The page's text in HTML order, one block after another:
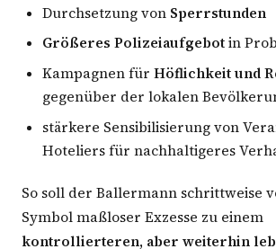
Durchsetzung von Sperrstunden
Größeres Polizeiaufgebotin
Kampagnen fürHöflichkeit und
gegenüber der lokalen
stärkere Sensibilisierung von
Hoteliers für nachhaltigeres
So soll der Ballermann schrittweise
Symbol maßloser Exzesse zu einem
kontrollierteren, aber weiterhin